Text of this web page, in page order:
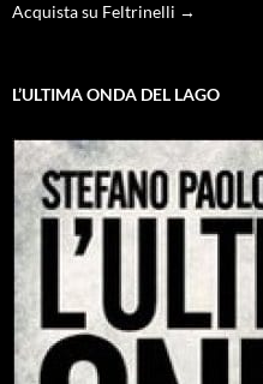
Acquista su Feltrinelli →
L’ULTIMA ONDA DEL LAGO